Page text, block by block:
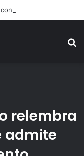
relembra
admite